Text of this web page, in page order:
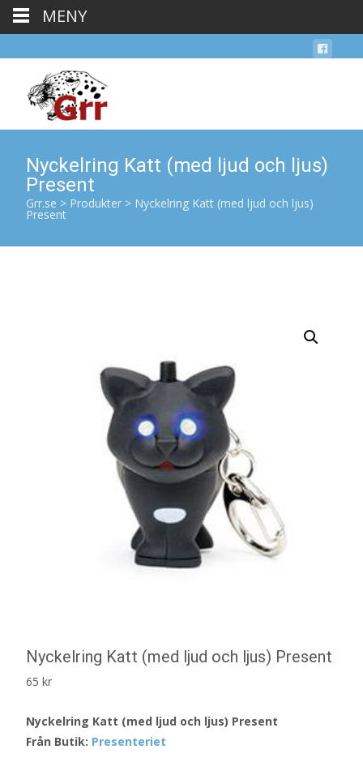
Nyckelring Katt (med ljud och ljus)
Present
Grr.se > Produkter > Nyckelring Katt (med ljud och ljus)
Present
Nyckelring Katt (med ljud och ljus) Present
65 kr
Nyckelring Katt (med ljud och ljus) Present
Från Butik: Presenteriet
MENY